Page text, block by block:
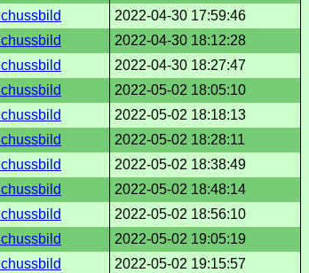
2022-04-30 17:59:46
2022-04-30 18:12:28
2022-04-30 18:27:47
2022-05-02 18:05:10
2022-05-02 18:18:13
2022-05-02 18:28:11
2022-05-02 18:38:49
2022-05-02 18:48:14
2022-05-02 18:56:10
2022-05-02 19:05:19
2022-05-02 19:15:57